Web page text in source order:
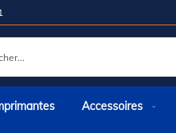
Accessoires